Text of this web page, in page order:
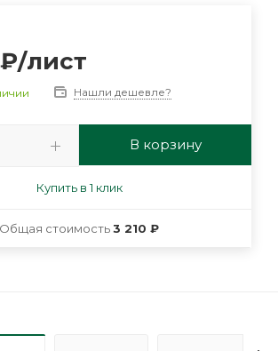
₽/лист
Нашли дешевле?
В корзину
Купить в 1 клик
Общая стоимость3 210 ₽